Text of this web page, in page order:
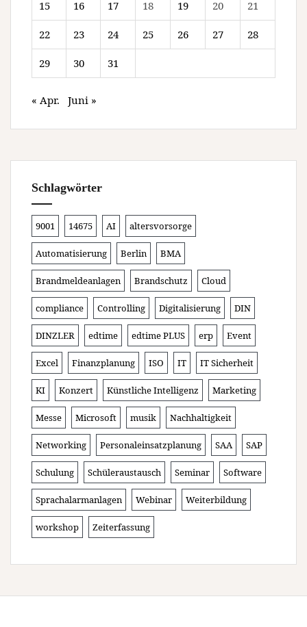
15 16 17 18 19 20 21
22 23 24 25 26 27 28
29 30 31
« Apr. Juni »
Schlagwörter
9001 14675 AI altersvorsorge
Automatisierung Berlin BMA
Brandmeldeanlagen Brandschutz Cloud
compliance Controlling Digitalisierung DIN
DINZLER edtime edtime PLUS erp Event
Excel Finanzplanung ISO IT IT Sicherheit
KI Konzert Künstliche Intelligenz Marketing
Messe Microsoft musik Nachhaltigkeit
Networking Personaleinsatzplanung SAA SAP
Schulung Schüleraustausch Seminar Software
Sprachalarmanlagen Webinar Weiterbildung
workshop Zeiterfassung